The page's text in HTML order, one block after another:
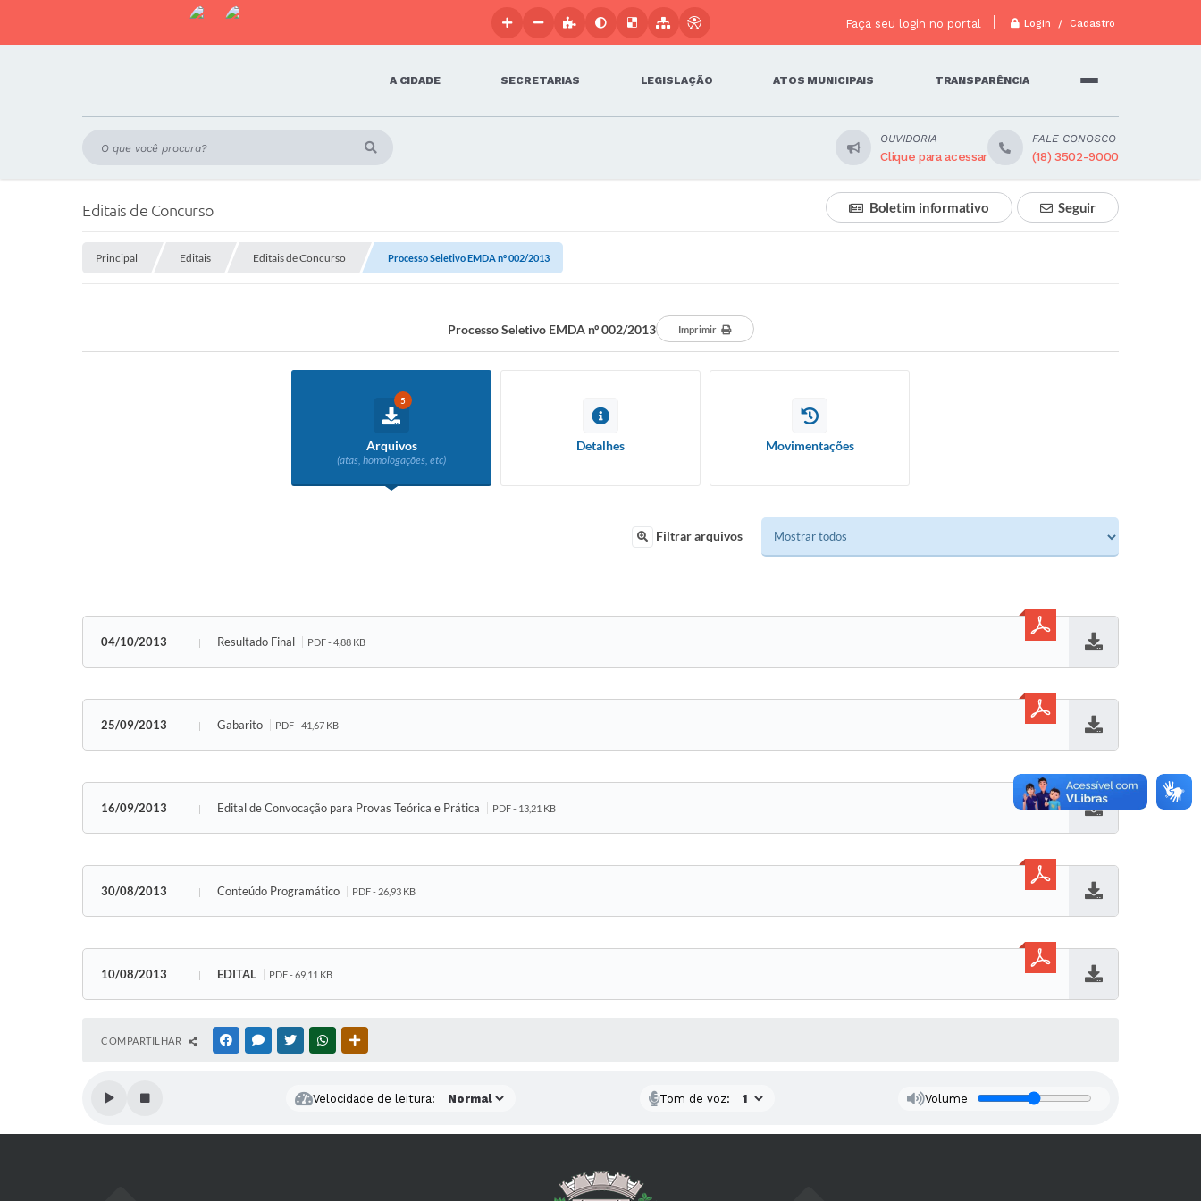
Faça seu login no portal Login / Cadastro
A CIDADE SECRETARIAS LEGISLAÇÃO ATOS MUNICIPAIS TRANSPARÊNCIA
OUVIDORIA
Clique para acessar
FALE CONOSCO
(18) 3502-9000
Editais de Concurso Seguir
Boletim informativo
Principal Editais Editais de Concurso Processo Seletivo EMDA nº 002/2013
Processo Seletivo EMDA nº 002/2013 Imprimir
5
Arquivos
(atas, homologações, etc)
Detalhes Movimentações
Filtrar arquivos
04/10/2013 Resultado Final PDF - 4,88 KB
25/09/2013 Gabarito PDF - 41,67 KB
16/09/2013 Edital de Convocação para Provas Teórica e Prática PDF - 13,21 KB
30/08/2013 Conteúdo Programático PDF - 26,93 KB
10/08/2013 EDITAL PDF - 69,11 KB
COMPARTILHAR FACEBOOKMESSENGER
TWITTERWHATSAPP
Velocidade de leitura: Tom de voz: Volume